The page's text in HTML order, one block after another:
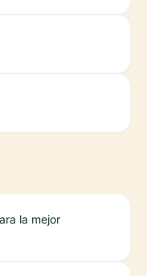
la mejor